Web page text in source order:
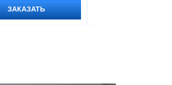
ЗАКАЗАТЬ